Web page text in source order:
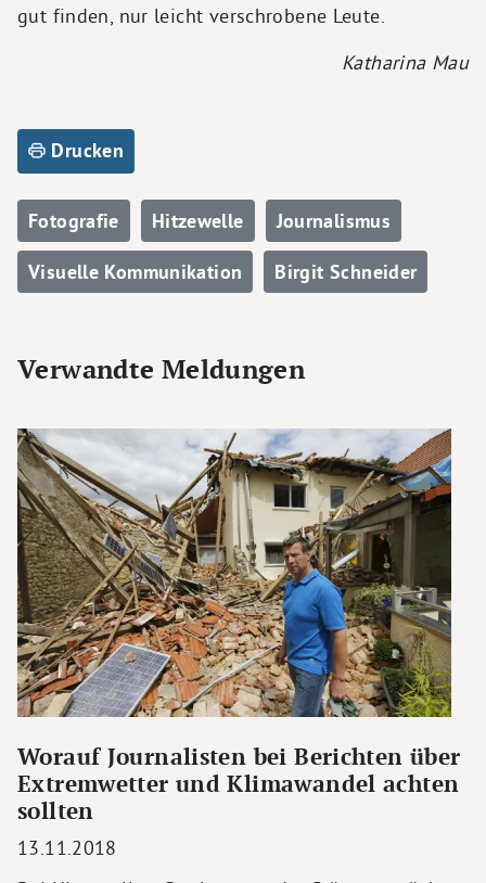
gut finden, nur leicht verschrobene Leute.
Katharina Mau
Drucken
Fotografie Hitzewelle Journalismus
Visuelle Kommunikation Birgit Schneider
Verwandte Meldungen
Worauf Journalisten bei Berichten über
Extremwetter und Klimawandel achten
sollten
13.11.2018